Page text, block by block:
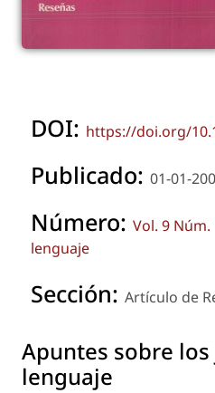
DOI: https://doi.org/
Publicado: 01-01-
Número: Vol. 9
lenguaje
Sección: Artículo de
Apuntes sobre
lenguaje